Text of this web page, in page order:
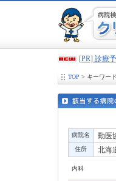
[PR] 診療
TOP > キーワー
病院名 勤医
住所 北海
内科